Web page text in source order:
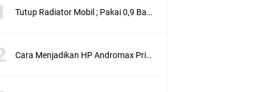
40 Tahun
Tutup Radiator Mobil ; Pakai 0,9 Bar atau 1,1 Bar ?
Cara Menjadikan HP Andromax Prime 4G LTE sebagai Perangkat Wifi Hotspot